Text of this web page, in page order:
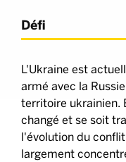
Défi
L'Ukraine est
armé avec la
territoire ukrainien.
changé et se soit
l'évolution du
largement